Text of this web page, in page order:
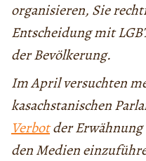
organisieren, Sie
Entscheidung mit
der Bevölkerung.
Im April versuchten
kasachstanischen
Verbotder Erwähnung
den Medien